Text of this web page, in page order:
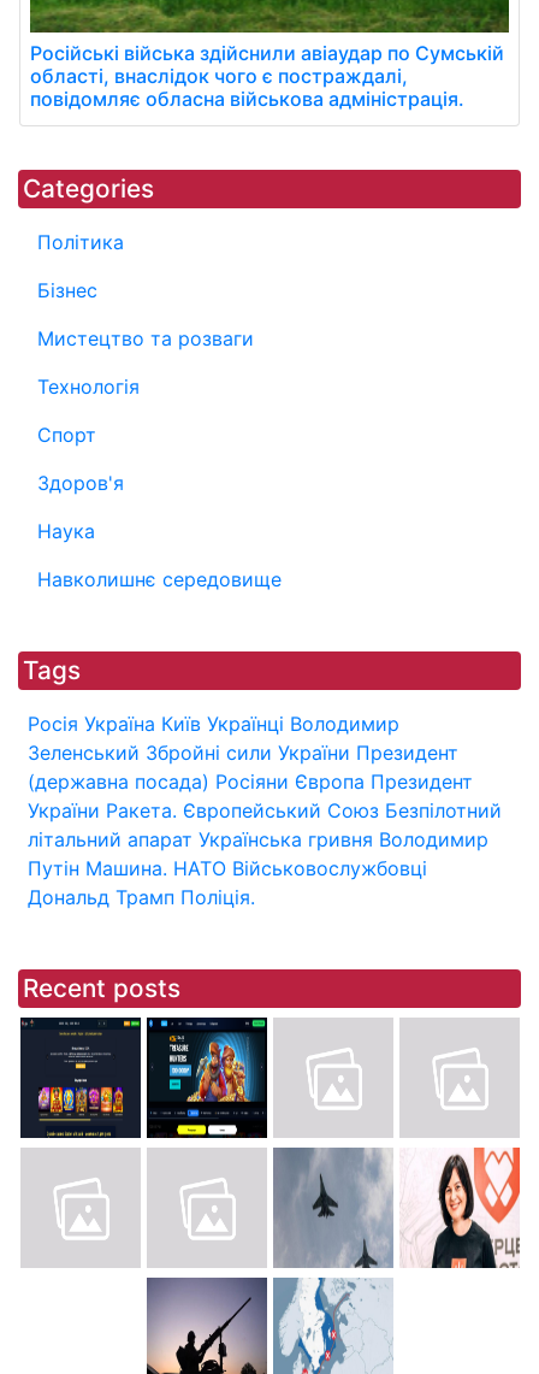
Російські війська здійснили авіаудар по Сумській
області, внаслідок чого є постраждалі,
повідомляє обласна військова адміністрація.
Categories
Політика
Бізнес
Мистецтво та розваги
Технологія
Спорт
Здоров'я
Наука
Навколишнє середовище
Tags
Росія Україна Київ Українці Володимир
Зеленський Збройні сили України Президент
(державна посада) Росіяни Європа Президент
України Ракета. Європейський Союз Безпілотний
літальний апарат Українська гривня Володимир
Путін Машина. НАТО Військовослужбовці
Дональд Трамп Поліція.
Recent posts